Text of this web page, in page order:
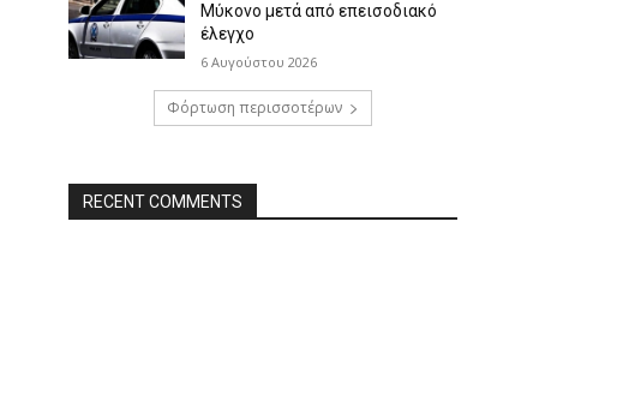
Μύκονο μετά από επεισοδιακό
έλεγχο
6 Αυγούστου 2026
Φόρτωση περισσοτέρων
RECENT COMMENTS